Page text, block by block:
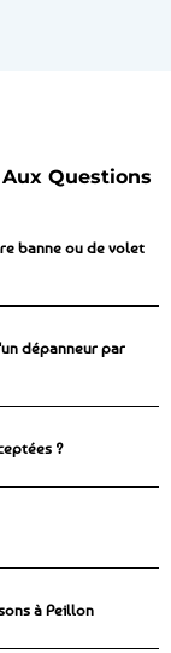
Questions
banne ou de volet
dépanneur par
?
à Peillon